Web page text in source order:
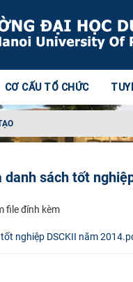
CƠ CẤU TỔ CHỨC
sách tốt
file đính kèm